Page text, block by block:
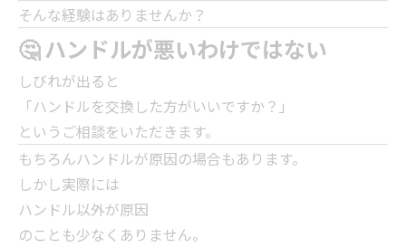
そんな経験はありませんか？
🤔 ハンドルが悪いわけではない
しびれが出ると
「ハンドルを交換した方がいいですか？」
というご相談をいただきます。
もちろんハンドルが原因の場合もあります。
しかし実際には
ハンドル以外が原因
のことも少なくありません。